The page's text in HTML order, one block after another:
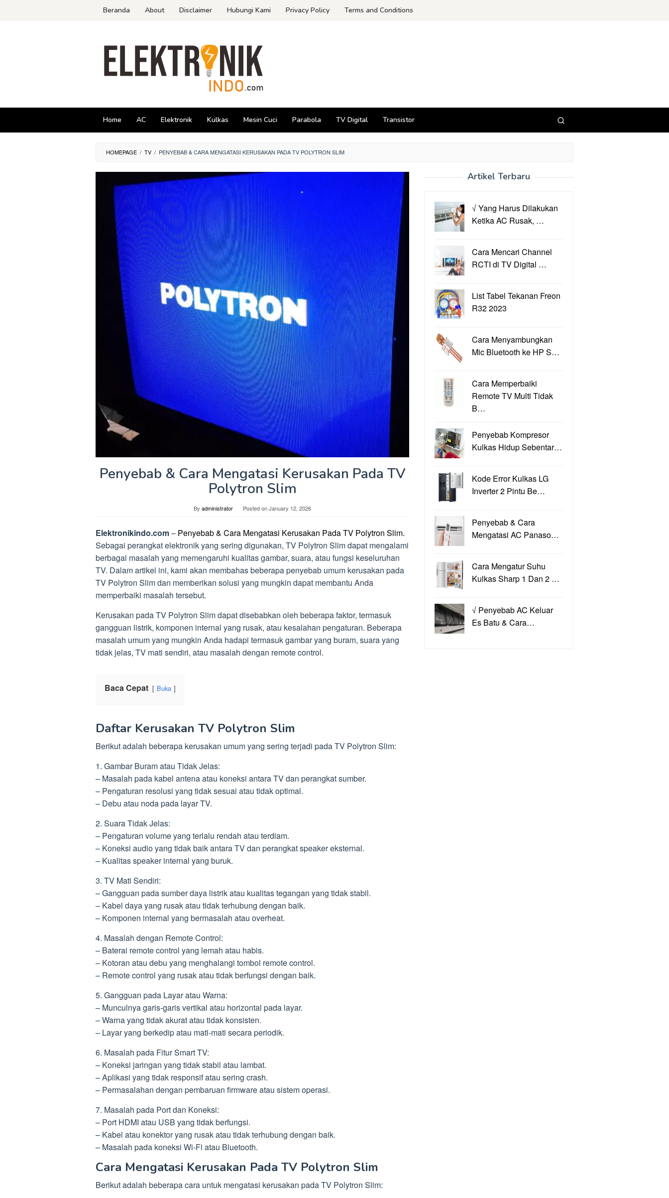
Beranda About Disclaimer Hubungi Kami Privacy Policy Terms and Conditions
Home AC Elektronik Kulkas Mesin Cuci Parabola TV Digital Transistor
HOMEPAGE / TV / PENYEBAB & CARA MENGATASI KERUSAKAN PADA TV POLYTRON SLIM
Penyebab & Cara Mengatasi Kerusakan Pada TV
Polytron Slim
By administrator Posted onJanuary 12, 2026
Elektronikindo.com– Penyebab & Cara Mengatasi Kerusakan Pada TV Polytron Slim.
Sebagai perangkat elektronik yang sering digunakan, TV Polytron Slim dapat mengalami
berbagai masalah yang memengaruhi kualitas gambar, suara, atau fungsi keseluruhan
TV. Dalam artikel ini, kami akan membahas beberapa penyebab umum kerusakan pada
TV Polytron Slim dan memberikan solusi yang mungkin dapat membantu Anda
memperbaiki masalah tersebut.
Kerusakan pada TV Polytron Slim dapat disebabkan oleh beberapa faktor, termasuk
gangguan listrik, komponen internal yang rusak, atau kesalahan pengaturan. Beberapa
masalah umum yang mungkin Anda hadapi termasuk gambar yang buram, suara yang
tidak jelas, TV mati sendiri, atau masalah dengan remote control.
Baca Cepat Buka
Daftar Kerusakan TV Polytron Slim
Berikut adalah beberapa kerusakan umum yang sering terjadi pada TV Polytron Slim:
1. Gambar Buram atau Tidak Jelas:
– Masalah pada kabel antena atau koneksi antara TV dan perangkat sumber.
– Pengaturan resolusi yang tidak sesuai atau tidak optimal.
– Debu atau noda pada layar TV.
2. Suara Tidak Jelas:
– Pengaturan volume yang terlalu rendah atau terdiam.
– Koneksi audio yang tidak baik antara TV dan perangkat speaker eksternal.
– Kualitas speaker internal yang buruk.
3. TV Mati Sendiri:
– Gangguan pada sumber daya listrik atau kualitas tegangan yang tidak stabil.
– Kabel daya yang rusak atau tidak terhubung dengan baik.
– Komponen internal yang bermasalah atau overheat.
4. Masalah dengan Remote Control:
– Baterai remote control yang lemah atau habis.
– Kotoran atau debu yang menghalangi tombol remote control.
– Remote control yang rusak atau tidak berfungsi dengan baik.
5. Gangguan pada Layar atau Warna:
– Munculnya garis-garis vertikal atau horizontal pada layar.
– Warna yang tidak akurat atau tidak konsisten.
– Layar yang berkedip atau mati-mati secara periodik.
6. Masalah pada Fitur Smart TV:
– Koneksi jaringan yang tidak stabil atau lambat.
– Aplikasi yang tidak responsif atau sering crash.
– Permasalahan dengan pembaruan firmware atau sistem operasi.
7. Masalah pada Port dan Koneksi:
– Port HDMI atau USB yang tidak berfungsi.
– Kabel atau konektor yang rusak atau tidak terhubung dengan baik.
– Masalah pada koneksi Wi-Fi atau Bluetooth.
Cara Mengatasi Kerusakan Pada TV Polytron Slim
Berikut adalah beberapa cara untuk mengatasi kerusakan pada TV Polytron Slim:
Artikel Terbaru
√ Yang Harus Dilakukan
Ketika AC Rusak, …
Cara Mencari Channel
RCTI di TV Digital …
List Tabel Tekanan Freon
R32 2023
Cara Menyambungkan
Mic Bluetooth ke HP S…
Cara Memperbaiki
Remote TV Multi Tidak
B…
Penyebab Kompresor
Kulkas Hidup Sebentar…
Kode Error Kulkas LG
Inverter 2 Pintu Be…
Penyebab & Cara
Mengatasi AC Panaso…
Cara Mengatur Suhu
Kulkas Sharp 1 Dan 2 …
√ Penyebab AC Keluar
Es Batu & Cara…